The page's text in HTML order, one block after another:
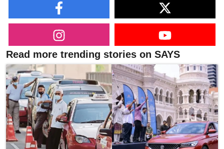
Read more trending stories on SAYS